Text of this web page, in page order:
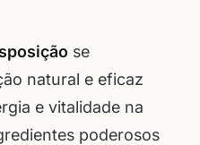
se
natural e eficaz
e vitalidade na
poderosos